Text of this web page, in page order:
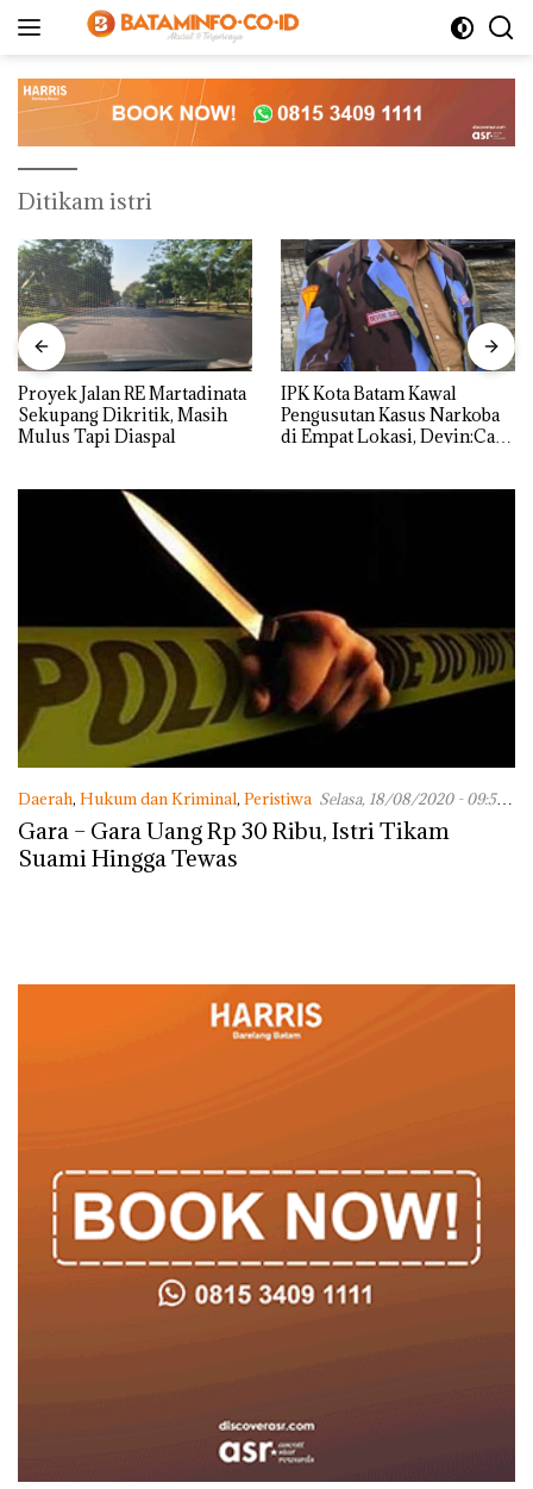
Ditikam istri
Proyek Jalan RE Martadinata
Sekupang Dikritik, Masih
Mulus Tapi Diaspal
IPK Kota Batam Kawal
Pengusutan Kasus Narkoba
di Empat Lokasi, Devin:Cari
Daerah, Hukum dan Kriminal, Peristiwa Selasa, 18/08/2020 - 09:52
WIB
Gara – Gara Uang Rp 30 Ribu, Istri Tikam
Suami Hingga Tewas